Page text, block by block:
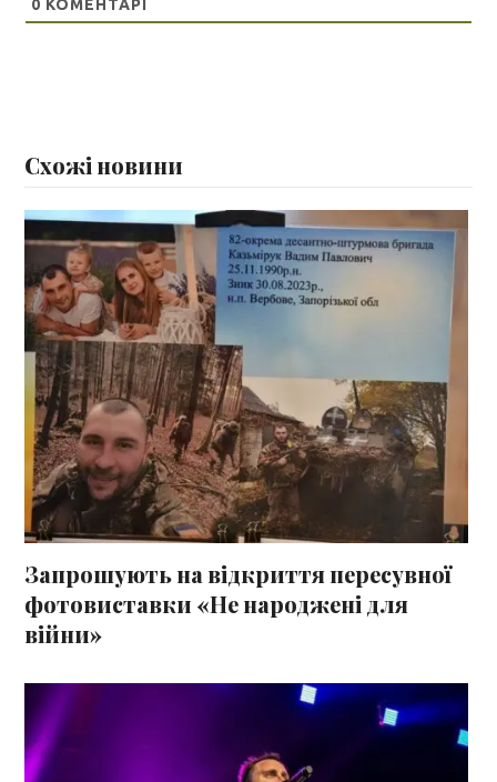
0 КОМЕНТАРІ
Схожі новини
Запрошують на відкриття пересувної
фотовиставки «Не народжені для
війни»